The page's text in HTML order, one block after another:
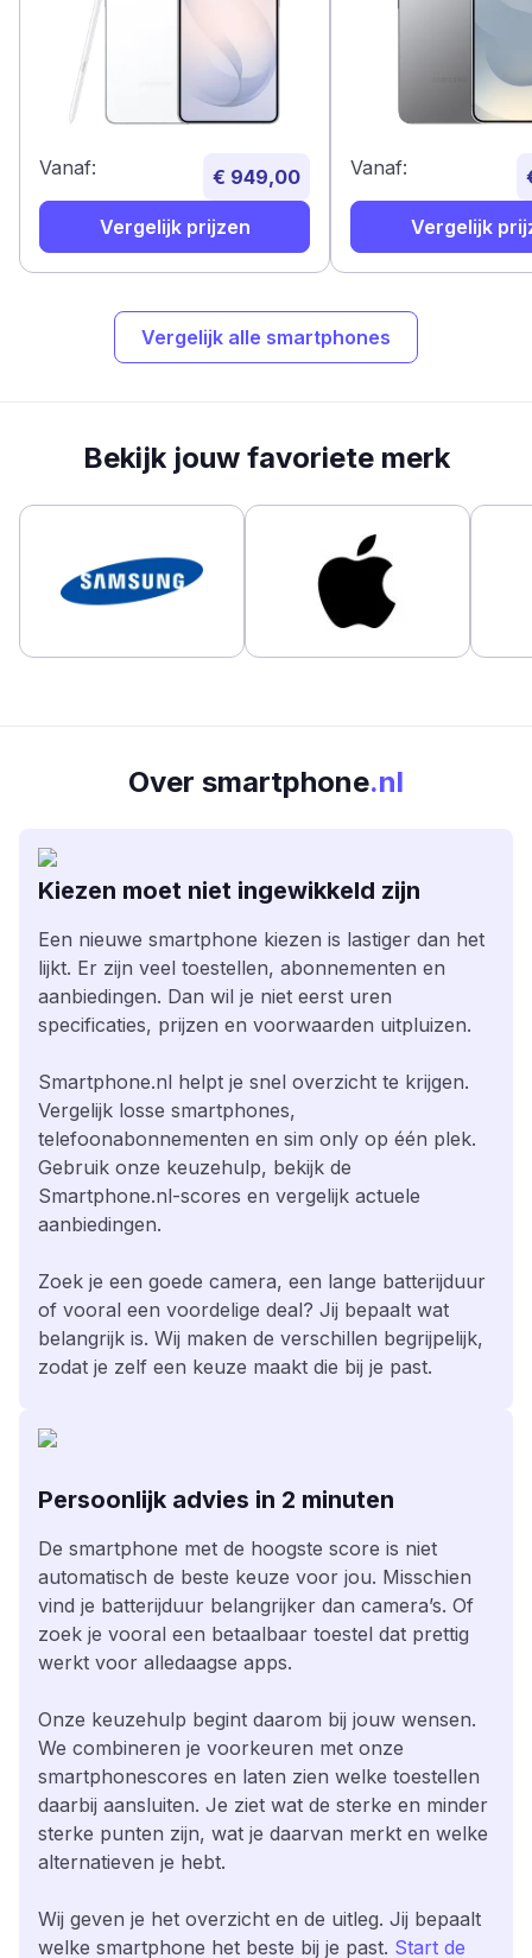
Vanaf: € 949,00
Vergelijk prijzen
Vanaf:
Vergelijk
Vergelijk alle smartphones
Bekijk jouw favoriete merk
Over smartphone.nl
Kiezen moet niet ingewikkeld zijn
Een nieuwe smartphone kiezen is lastiger dan het
lijkt. Er zijn veel toestellen, abonnementen en
aanbiedingen. Dan wil je niet eerst uren
specificaties, prijzen en voorwaarden uitpluizen.
Smartphone.nl helpt je snel overzicht te krijgen.
Vergelijk losse smartphones,
telefoonabonnementen en sim only op één plek.
Gebruik onze keuzehulp, bekijk de
Smartphone.nl-scores en vergelijk actuele
aanbiedingen.
Zoek je een goede camera, een lange batterijduur
of vooral een voordelige deal? Jij bepaalt wat
belangrijk is. Wij maken de verschillen begrijpelijk,
zodat je zelf een keuze maakt die bij je past.
Persoonlijk advies in 2 minuten
De smartphone met de hoogste score is niet
automatisch de beste keuze voor jou. Misschien
vind je batterijduur belangrijker dan camera’s. Of
zoek je vooral een betaalbaar toestel dat prettig
werkt voor alledaagse apps.
Onze keuzehulp begint daarom bij jouw wensen.
We combineren je voorkeuren met onze
smartphonescores en laten zien welke toestellen
daarbij aansluiten. Je ziet wat de sterke en minder
sterke punten zijn, wat je daarvan merkt en welke
alternatieven je hebt.
Wij geven je het overzicht en de uitleg. Jij bepaalt
welke smartphone het beste bij je past. Start de